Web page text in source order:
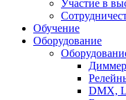
Участие в
Обучение
Оборудование
DMX,